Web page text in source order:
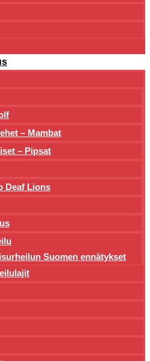
– Mambat
– Pipsat
Deaf Lions
Suomen ennätykset